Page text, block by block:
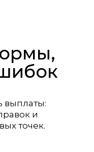
выплаты:
и
точек.